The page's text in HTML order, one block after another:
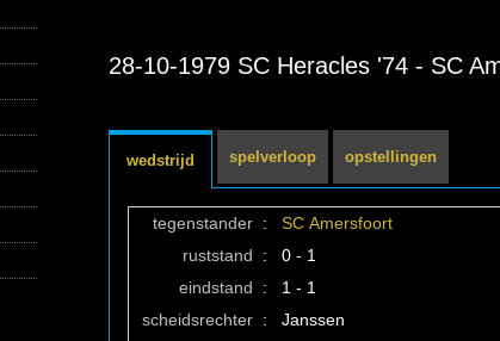
28-10-1979 SC Heracles '74 - SC
wedstrijd spelverloop opstellingen
tegenstander : SC Amersfoort
ruststand
:
0 - 1
eindstand
:
1 - 1
scheidsrechter :
Janssen